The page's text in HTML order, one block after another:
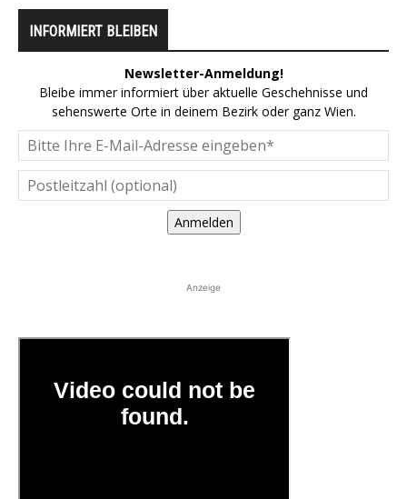
INFORMIERT BLEIBEN
Newsletter-Anmeldung!
Bleibe immer informiert über aktuelle Geschehnisse und
sehenswerte Orte in deinem Bezirk oder ganz Wien.
Anmelden
Anzeige